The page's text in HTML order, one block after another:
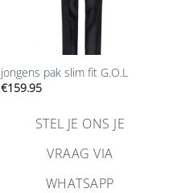
jongens pak slim fit G.O.L
€159.95
STEL JE ONS JE
VRAAG VIA
WHATSAPP